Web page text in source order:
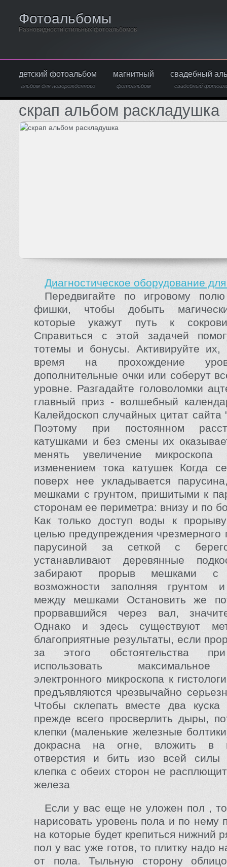
Фотоальбомы
Разновидности стильных фотоальбомов
детский фотоальбом
альбом для новорожденного
магнитный
фотоальбом
свадебный
свадебный
скрап альбом раскладушка
Диагностическое оборудование
Передвигайте по игровому
фишки, чтобы добыть
которые укажут путь к
Справиться с этой задачей
тотемы и бонусы. Активируйте их,
время на прохождение
дополнительные очки или соберут
уровне. Разгадайте головоломки
главный приз - волшебный
Калейдоскоп случайных цитат сайта
Поэтому при постоянном
катушками и без смены их
менять увеличение микроскопа
изменением тока катушек Когда
поверх нее укладывается
мешками с грунтом, пришитыми к
сторонам ее периметра: внизу и по
Как только доступ воды к
целью предупреждения чрезмерного
парусиной за сеткой с
устанавливают деревянные
забирают прорыв мешками с
возможности заполняя грунтом и
между мешками Остановить же
прорвавшийся через вал,
Однако и здесь существуют
благоприятные результаты, если
за этого обстоятельства
использовать
электронного микроскопа к
предъявляются чрезвычайно
Чтобы склепать вместе два
прежде всего просверлить дыры,
клепки (маленькие железные
докрасна на огне, вложить в
отверстия и бить изо всей силы
клепка с обеих сторон не
железа
Если у вас еще не уложен пол ,
нарисовать уровень пола и по нему
на которые будет крепиться нижний
пол у вас уже готов, то плитку надо
от пола. Тыльную сторону